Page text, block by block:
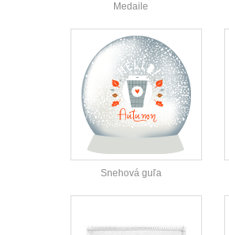
Medaile
Snehová guľa